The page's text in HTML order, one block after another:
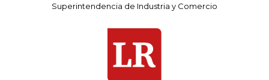
Superintendencia de Industria y Comercio